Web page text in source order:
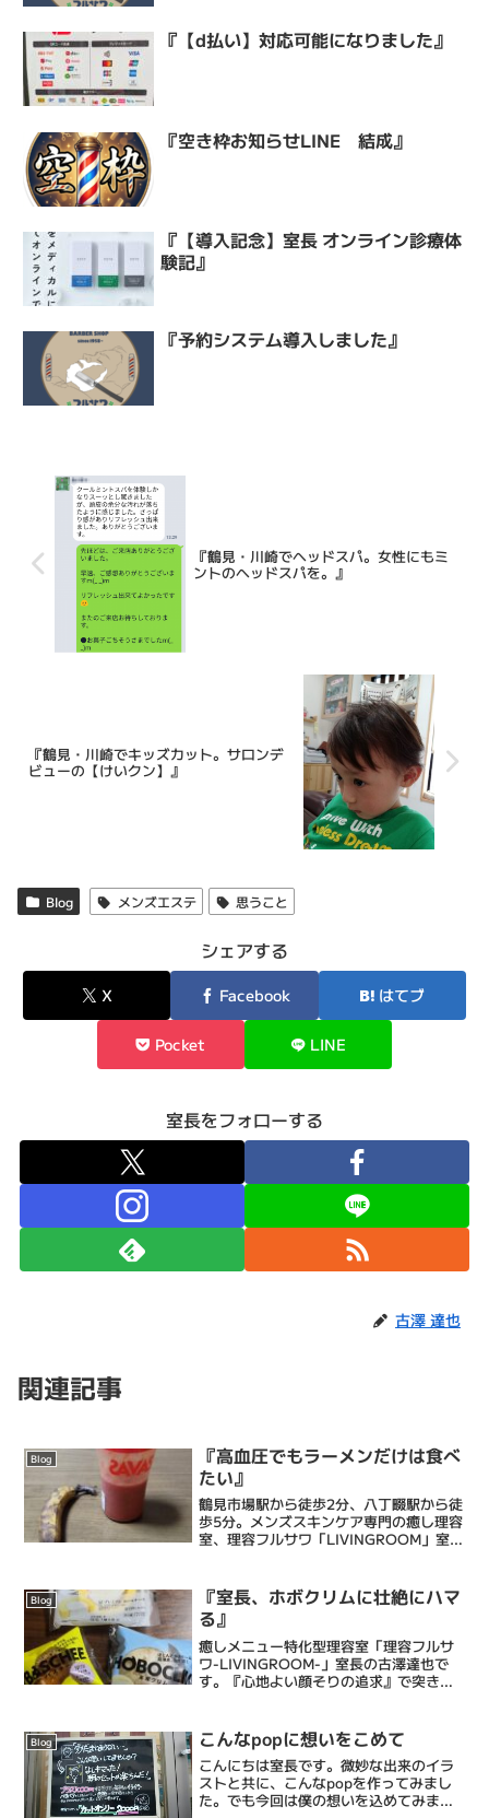
『【d払い】対応可能になりました』
『空き枠お知らせLINE 結成』
『【導入記念】室長 オンライン診療体
験記』
『予約システム導入しました』
『鶴見・川崎でヘッドスパ。女性にもミ
ントのヘッドスパを。』
『鶴見・川崎でキッズカット。サロンデ
ビューの【けいクン】』
Blog メンズエステ 思うこと
シェアする
X Facebook はてブ
Pocket LINE
室長をフォローする
古澤 達也
関連記事
Blog
『高血圧でもラーメンだけは食べ
たい』
鶴見市場駅から徒歩2分、八丁畷駅から徒
歩5分。メンズスキンケア専門の癒し理容
室、理容フルサワ「LIVINGROOM」室長
するヒゲ脱毛、頭皮環境を整えるヘッド
スパ、等で癒...
Blog
『室長、ホボクリムに壮絶にハマ
る』
癒しメニュー特化型理容室「理容フルサ
ワ-LIVINGROOM-」室長の古澤達也で
す。『心地よい顔そりの追求』で突き抜
なたにひとときの心地よい癒しと眠りを
もたらし、...
Blog こんなpopに想いをこめて
こんにちは室長です。微妙な出来のイラ
ストと共に、こんなpopを作ってみまし
た。でも今回は僕の想いを込めてみまし